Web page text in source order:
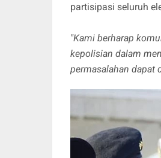
partisipasi seluruh
"Kami berharap
kepolisian dalam
permasalahan dapat